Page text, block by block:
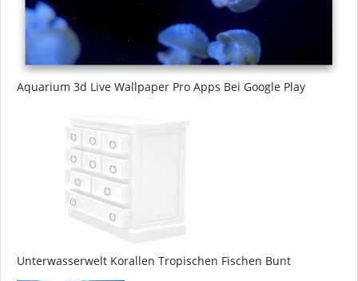
Aquarium 3d Live Wallpaper Pro Apps Bei Google Play
Unterwasserwelt Korallen Tropischen Fischen Bunt